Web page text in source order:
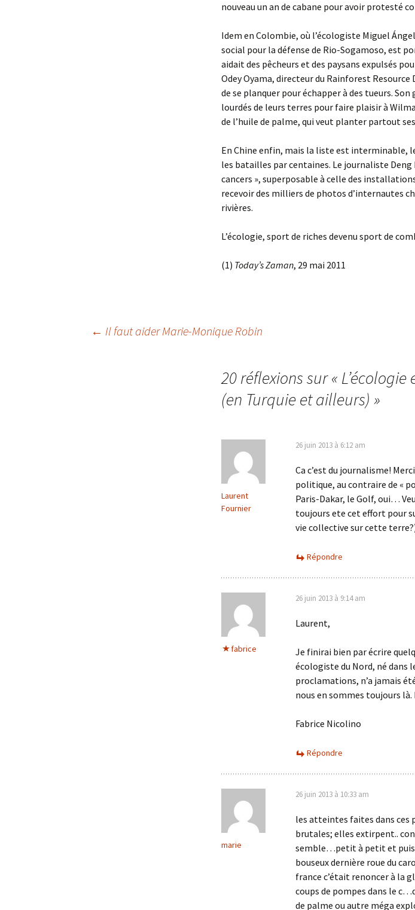
nouveau un an de cabane pour avoir protesté
Idem en Colombie, où l’écologiste Miguel
social pour la défense de Rio-Sogamoso, est
aidait des pêcheurs et des paysans expulsés
Odey Oyama, directeur du Rainforest
de se planquer pour échapper à des tueurs.
lourdés de leurs terres pour faire plaisir à
de l’huile de palme, qui veut planter partout
En Chine enfin, mais la liste est
les batailles par centaines. Le journaliste Deng
cancers », superposable à celle des
recevoir des milliers de photos d’internautes
rivières.
L’écologie, sport de riches devenu sport de
(1) Today’s Zaman, 29 mai 2011
Navigation
← Il faut aider Marie-Monique Robin
20 réflexions sur «
(en Turquie et ailleurs) »
Laurent
Fournier
26 juin 2013 à 6:12 am
Ca c’est du journalisme!
politique, au contraire de «
Paris-Dakar, le Golf, oui…
toujours ete cet effort pour
vie collective sur cette
Répondre
fabrice
26 juin 2013 à 9:14 am
Laurent,
Je finirai bien par écrire
écologiste du Nord, né dans
proclamations, n’a jamais
nous en sommes toujours là.
Fabrice Nicolino
Répondre
marie
26 juin 2013 à 10:33 am
les atteintes faites dans ces
brutales; elles extirpent..
semble…petit à petit et puis
bouseux dernière roue du
france c’était renoncer à la
coups de pompes dans le
de palme ou autre méga